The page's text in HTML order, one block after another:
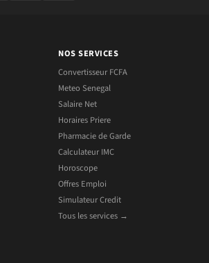
NOS SERVICES
Convertisseur FCFA
Meteo Senegal
Salaire Net
Horaires Priere
Pharmacie de Garde
Calculateur IMC
Horoscope
Offres Emploi
Simulateur Credit
Tous les services →